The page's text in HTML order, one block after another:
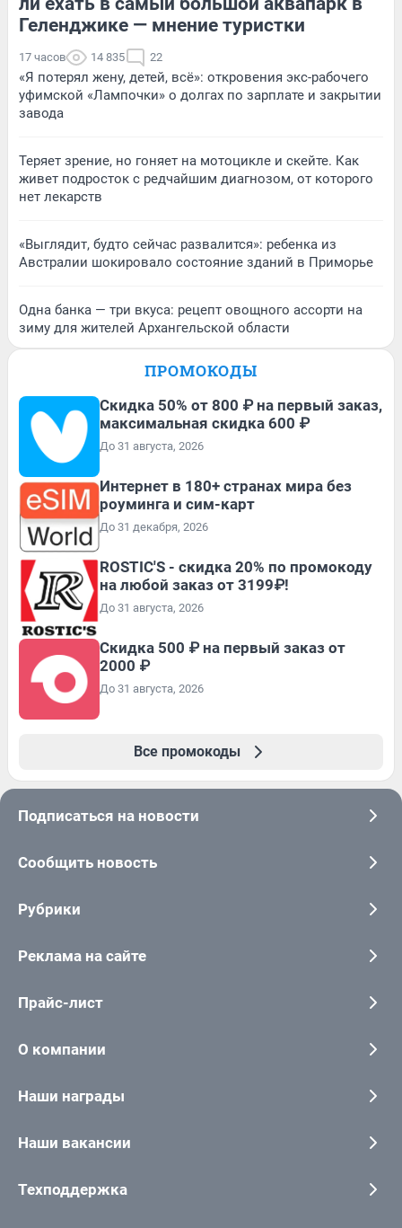
Геленджике — мнение туристки
17 часов 14 835 22
«Я потерял жену, детей, всё»: откровения экс-рабочего
уфимской «Лампочки» о долгах по зарплате и закрытии
завода
Теряет зрение, но гоняет на мотоцикле и скейте. Как
живет подросток с редчайшим диагнозом, от которого
нет лекарств
«Выглядит, будто сейчас развалится»: ребенка из
Австралии шокировало состояние зданий в Приморье
Одна банка — три вкуса: рецепт овощного ассорти на
зиму для жителей Архангельской области
ПРОМОКОДЫ
Скидка 50% от 800 ₽ на первый заказ,
максимальная скидка 600 ₽
До 31 августа, 2026
Интернет в 180+ странах мира без
роуминга и сим-карт
До 31 декабря, 2026
ROSTIC'S - скидка 20% по промокоду
на любой заказ от 3199₽!
До 31 августа, 2026
Скидка 500 ₽ на первый заказ от
2000 ₽
До 31 августа, 2026
Все промокоды
Подписаться на новости
Сообщить новость
Рубрики
Реклама на сайте
Прайс-лист
О компании
Наши награды
Наши вакансии
Техподдержка